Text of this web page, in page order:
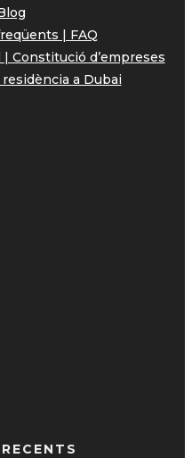
| FAQ
Constitució d’empreses
a Dubai